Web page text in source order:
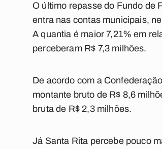
O último repasse do Fundo de
entra nas contas municipais,
A quantia é maior 7,21% em
perceberam R$ 7,3 milhões.
De acordo com a
montante bruto de R$ 8,6
bruta de R$ 2,3 milhões.
Já Santa Rita percebe pouco